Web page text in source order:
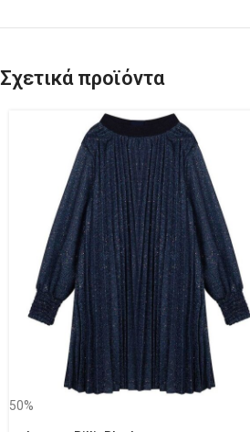
Σχετικά προϊόντα
50%